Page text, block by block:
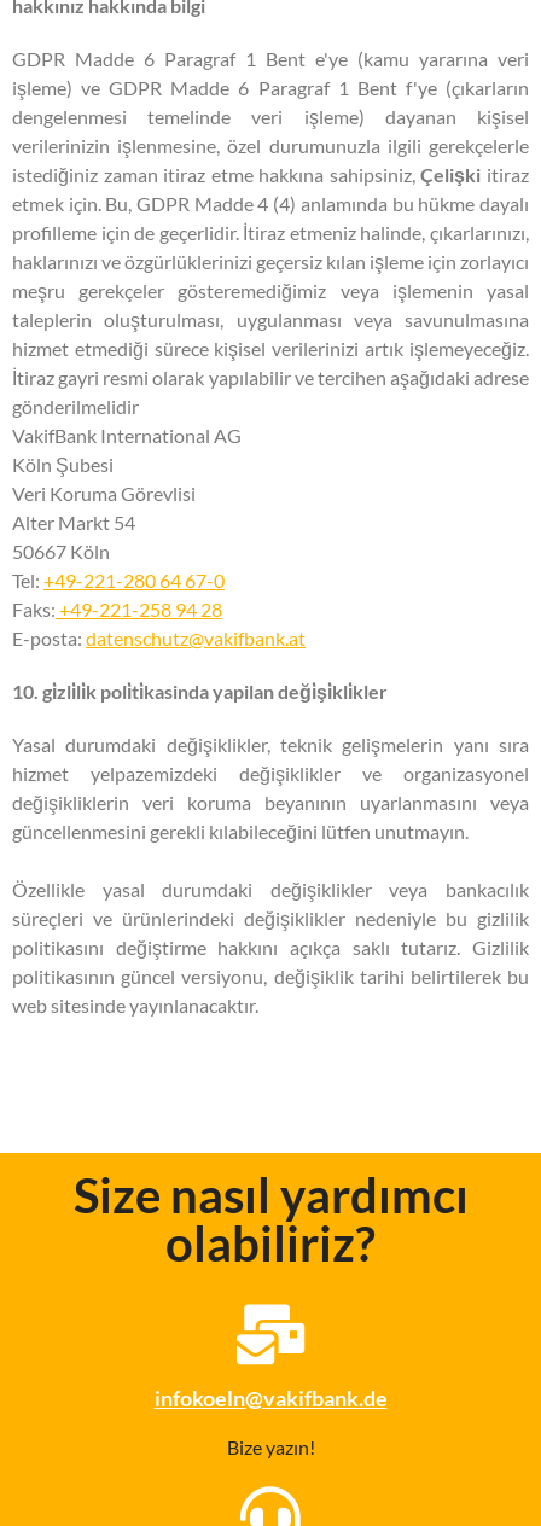
hakkınız hakkında bilgi
GDPR Madde 6 Paragraf 1 Bent e'ye (kamu yararına veri
işleme) ve GDPR Madde 6 Paragraf 1 Bent f'ye (çıkarların
dengelenmesi temelinde veri işleme) dayanan kişisel
verilerinizin işlenmesine, özel durumunuzla ilgili gerekçelerle
istediğiniz zaman itiraz etme hakkına sahipsiniz,Çelişki itiraz
etmek için. Bu, GDPR Madde 4 (4) anlamında bu hükme dayalı
profilleme için de geçerlidir. İtiraz etmeniz halinde, çıkarlarınızı,
haklarınızı ve özgürlüklerinizi geçersiz kılan işleme için zorlayıcı
meşru gerekçeler gösteremediğimiz veya işlemenin yasal
taleplerin oluşturulması, uygulanması veya savunulmasına
hizmet etmediği sürece kişisel verilerinizi artık işlemeyeceğiz.
İtiraz gayri resmi olarak yapılabilir ve tercihen aşağıdaki adrese
gönderilmelidir
VakifBank International AG
Köln Şubesi
Veri Koruma Görevlisi
Alter Markt 54
50667 Köln
Tel: +49-221-280 64 67-0
Faks: +49-221-258 94 28
E-posta: datenschutz@vakifbank.at
10. gi̇zli̇li̇k poli̇ti̇kasinda yapilan deği̇şi̇kli̇kler
Yasal durumdaki değişiklikler, teknik gelişmelerin yanı sıra
hizmet yelpazemizdeki değişiklikler ve organizasyonel
değişikliklerin veri koruma beyanının uyarlanmasını veya
güncellenmesini gerekli kılabileceğini lütfen unutmayın.
Özellikle yasal durumdaki değişiklikler veya bankacılık
süreçleri ve ürünlerindeki değişiklikler nedeniyle bu gizlilik
politikasını değiştirme hakkını açıkça saklı tutarız. Gizlilik
politikasının güncel versiyonu, değişiklik tarihi belirtilerek bu
web sitesinde yayınlanacaktır.
Size nasıl yardımcı
olabiliriz?
infokoeln@vakifbank.de
Bize yazın!